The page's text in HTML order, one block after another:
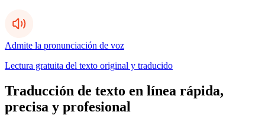
Admite la pronunciación de voz
Lectura gratuita del texto original y traducido
Traducción de texto en línea rápida,
precisa y profesional